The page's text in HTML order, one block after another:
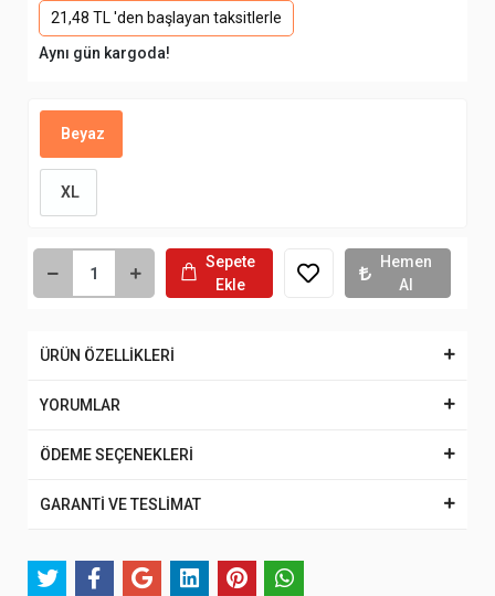
21,48 TL 'den başlayan taksitlerle
Aynı gün kargoda!
Beyaz
XL
Sepete
Ekle
Hemen
Al
ÜRÜN ÖZELLİKLERİ
YORUMLAR
ÖDEME SEÇENEKLERİ
GARANTİ VE TESLİMAT